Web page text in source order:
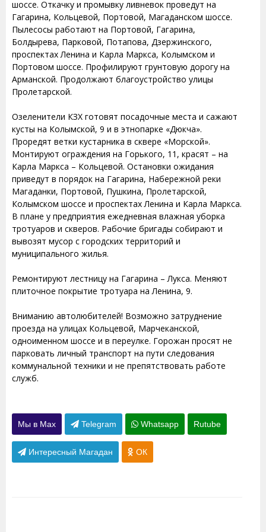
шоссе. Откачку и промывку ливневок проведут на
Гагарина, Кольцевой, Портовой, Магаданском шоссе.
Пылесосы работают на Портовой, Гагарина,
Болдырева, Парковой, Потапова, Дзержинского,
проспектах Ленина и Карла Маркса, Колымском и
Портовом шоссе. Профилируют грунтовую дорогу на
Арманской. Продолжают благоустройство улицы
Пролетарской.
Озеленители КЗХ готовят посадочные места и сажают
кусты на Колымской, 9 и в этнопарке «Дюкча».
Проредят ветки кустарника в сквере «Морской».
Монтируют ограждения на Горького, 11, красят – на
Карла Маркса – Кольцевой. Остановки ожидания
приведут в порядок на Гагарина, Набережной реки
Магаданки, Портовой, Пушкина, Пролетарской,
Колымском шоссе и проспектах Ленина и Карла Маркса.
В плане у предприятия ежедневная влажная уборка
тротуаров и скверов. Рабочие бригады собирают и
вывозят мусор с городских территорий и
муниципального жилья.
Ремонтируют лестницу на Гагарина – Лукса. Меняют
плиточное покрытие тротуара на Ленина, 9.
Вниманию автолюбителей! Возможно затруднение
проезда на улицах Кольцевой, Марчеканской,
одноименном шоссе и в переулке. Горожан просят не
парковать личный транспорт на пути следования
коммунальной техники и не препятствовать работе
служб.
Мы в Max Telegram Whatsapp Rutube
Интересный Магадан ОК